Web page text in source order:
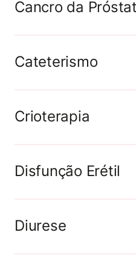
Cancro da
Cateterismo
Crioterapia
Disfunção Erétil
Diurese